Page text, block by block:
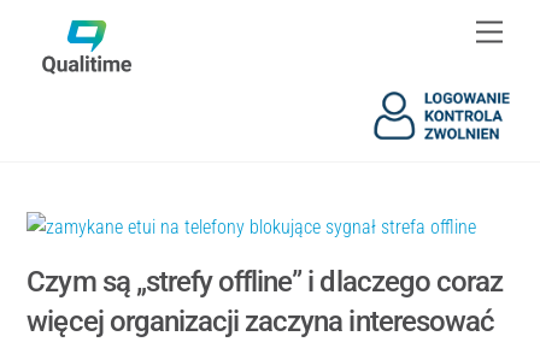
content
content
Czym są „strefy offline” i dlaczego coraz
więcej organizacji zaczyna interesować